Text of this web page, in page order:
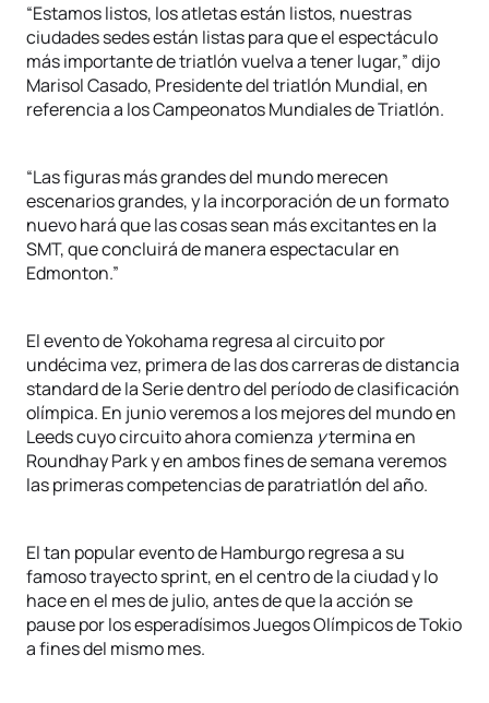
“Estamos listos, los atletas están listos, nuestras
ciudades sedes están listas para que el espectáculo
más importante de triatlón vuelva a tener lugar,” dijo
Marisol Casado, Presidente del triatlón Mundial, en
referencia a los Campeonatos Mundiales de Triatlón.
“Las figuras más grandes del mundo merecen
escenarios grandes, y la incorporación de un formato
nuevo hará que las cosas sean más excitantes en la
SMT, que concluirá de manera espectacular en
Edmonton.”
El evento de Yokohama regresa al circuito por
undécima vez, primera de las dos carreras de distancia
standard de la Serie dentro del período de clasificación
olímpica. En junio veremos a los mejores del mundo en
Leeds cuyo circuito ahora comienza ytermina en
Roundhay Park y en ambos fines de semana veremos
las primeras competencias de paratriatlón del año.
El tan popular evento de Hamburgo regresa a su
famoso trayecto sprint, en el centro de la ciudad y lo
hace en el mes de julio, antes de que la acción se
pause por los esperadísimos Juegos Olímpicos de Tokio
a fines del mismo mes.